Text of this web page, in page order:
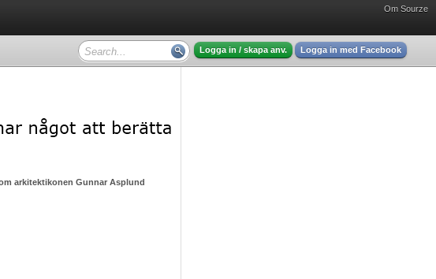
Om Sourze
Logga in / skapa anv. Logga in med Facebook
arkitektikonen Gunnar Asplund - mycket intressant läsning